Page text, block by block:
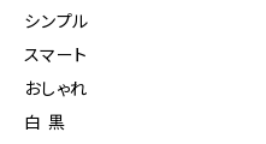
シンプル
スマート
おしゃれ
白 黒